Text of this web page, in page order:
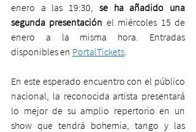
enero a las 19:30, se ha añadido una
segunda presentación el miércoles 15 de
enero a la misma hora. Entradas
disponibles en PortalTickets.
En este esperado encuentro con el público
nacional, la reconocida artista presentará
lo mejor de su amplio repertorio en un
show que tendrá bohemia, tango y las